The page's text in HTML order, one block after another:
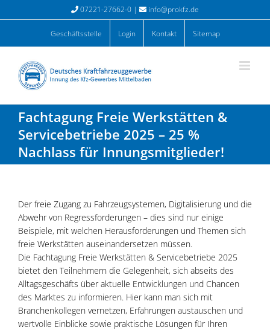
Inhalt
07221-27662-0 | info@prokfz.de
Geschäftsstelle Login Kontakt Sitemap
Fachtagung Freie Werkstätten &
Servicebetriebe 2025 – 25 %
Nachlass für Innungsmitglieder!
Der freie Zugang zu Fahrzeugsystemen, Digitalisierung und die
Abwehr von Regressforderungen – dies sind nur einige
Beispiele, mit welchen Herausforderungen und Themen sich
freie Werkstätten auseinandersetzen müssen.
Die Fachtagung Freie Werkstätten & Servicebetriebe 2025
bietet den Teilnehmern die Gelegenheit, sich abseits des
Alltagsgeschäfts über aktuelle Entwicklungen und Chancen
des Marktes zu informieren. Hier kann man sich mit
Branchenkollegen vernetzen, Erfahrungen austauschen und
wertvolle Einblicke sowie praktische Lösungen für Ihren